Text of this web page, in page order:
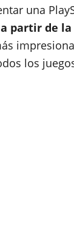
una
partir de la
los